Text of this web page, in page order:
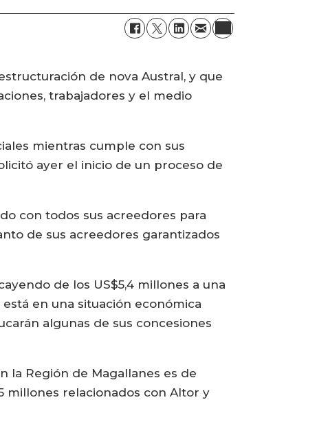
de nova Austral, y que
trabajadores y el medio
mientras cumple con sus
ayer el inicio de un proceso de
con todos sus acreedores para
de sus acreedores garantizados
de los US$5,4 millones a una
en una situación económica
algunas de sus concesiones
la Región de Magallanes es de
millones relacionados con Altor y